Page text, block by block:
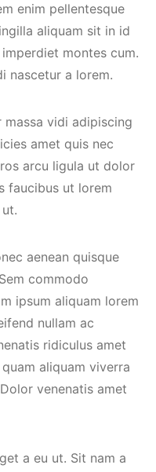
enim pellentesque
aliquam sit in id
montes cum.
nascetur a lorem.
vidi adipiscing
amet quis nec
arcu ligula ut dolor
faucibus ut lorem
aenean quisque
commodo
ipsum aliquam lorem
nullam ac
ridiculus amet
aliquam viverra
venenatis amet
a eu ut. Sit nam a